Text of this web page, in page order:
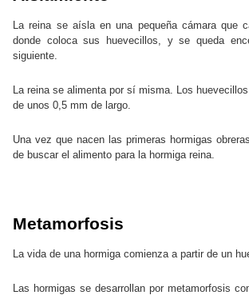
La reina se aísla en una pequeña cámara que
donde coloca sus huevecillos, y se queda
siguiente.
La reina se alimenta por sí misma. Los
de unos 0,5 mm de largo.
Una vez que nacen las primeras hormigas
de buscar el alimento para la hormiga reina.
Metamorfosis
La vida de una hormiga comienza a partir de un
Las hormigas se desarrollan por metamorfosis